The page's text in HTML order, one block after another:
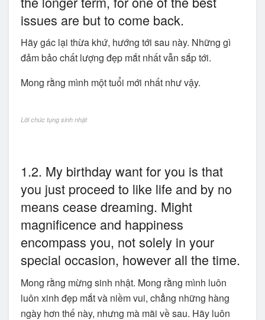
issues are but to come back.
Hãy gác lại thừa khứ, hướng tới sau này. Những gì
đảm bảo chất lượng đẹp mắt nhất vẫn sắp tới.
Mong rằng mình một tuổi mới nhất như vậy.
Lời chúc tụng sinh nhật
1.2. My birthday want for you is that
you just proceed to like life and by no
means cease dreaming. Might
magnificence and happiness
encompass you, not solely in your
special occasion, however all the time.
Mong rằng mừng sinh nhật. Mong rằng mình luôn
luôn xinh đẹp mắt và niềm vui, chẳng những hàng
ngày hơn thế này, nhưng mà mãi về sau. Hãy luôn